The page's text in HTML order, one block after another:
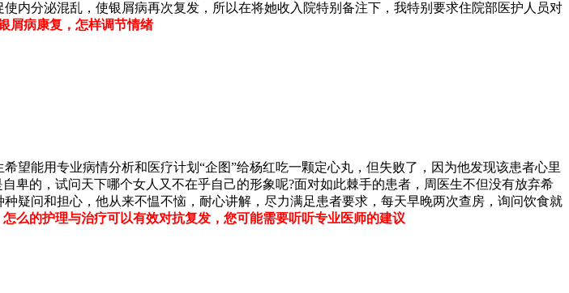
内分泌混乱，使银屑病再次复发，所以在将她收入院特别备注下，我特别要求住院部医护人员对
屑病康复，怎样调节情绪
望能用专业病情分析和医疗计划“企图”给杨红吃一颗定心丸，但失败了，因为他发现该患者心里
的，试问天下哪个女人又不在乎自己的形象呢?面对如此棘手的患者，周医生不但没有放弃希
疑问和担心，他从来不愠不恼，耐心讲解，尽力满足患者要求，每天早晚两次查房，询问饮食就
怎么的护理与治疗可以有效对抗复发，您可能需要听听专业医师的建议